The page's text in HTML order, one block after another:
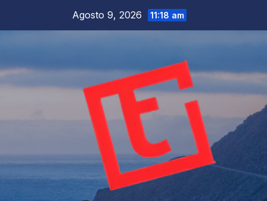
Agosto 9, 2026 11:18 am